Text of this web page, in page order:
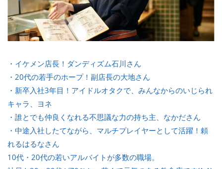
・イケメン店長！ダンディズム石川さん
・20代の若手のホープ！副店長の大地さん
・新卒入社3年目！アイドルオタクで、みんなからのいじられ
キャラ、ヨネ
・誰とでも仲良くなれる不思議な力の持ち主、なかださん
・中途入社したてながら、マルチプレイヤーとして活躍！頼
れるはるなさん
10代・20代の若いアルバイトが多数の職場。